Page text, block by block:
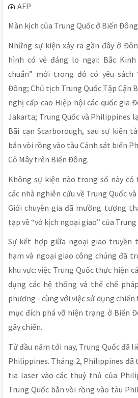
AFP
Màn kịch của Trung Quốc ở Biển Đông
Những sự kiện xảy ra gần đây ở
hình có vẻ đáng lo ngại: Bắc
chuẩn” mới trong đó có yêu sách
Đông; Chủ tịch Trung Quốc Tập Cận
nghị cấp cao Hiệp hội các quốc gia
Jakarta; Trung Quốc và Philippines
Bãi cạn Scarborough, sau sự kiện
bắn vòi rồng vào tàu Cảnh sát biển
Cỏ Mây trên Biển Đông.
Không sự kiện nào trong số này có
các nhà nghiên cứu về Trung Quốc
Giới chuyên gia đã mường tượng
tạp về “vở kịch ngoại giao” của
Sự kết hợp giữa ngoại giao truyền
hạm và ngoại giao công chúng đã
khu vực: việc Trung Quốc thực hiện
dụng các hệ thống và thể chế
phương - cùng với việc sử dụng
mục đích phá vỡ hiện trạng ở Biển
gây chiến.
Từ đầu năm tới nay, Trung Quốc đã
Philippines. Tháng 2, Philippines đã
tia laser vào các thuỷ thủ của
Trung Quốc bắn vòi rồng vào tàu